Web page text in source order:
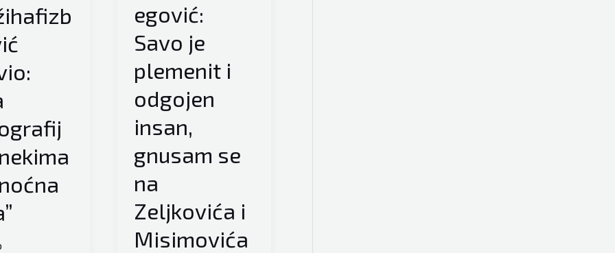
polit
ću
se
egović:
Savo je
plemenit i
odgojen
insan,
gnusam se
na
Zeljkovića i
Misimovića